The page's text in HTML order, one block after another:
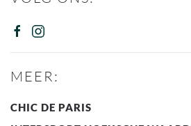
MEER:
CHIC DE PARIS